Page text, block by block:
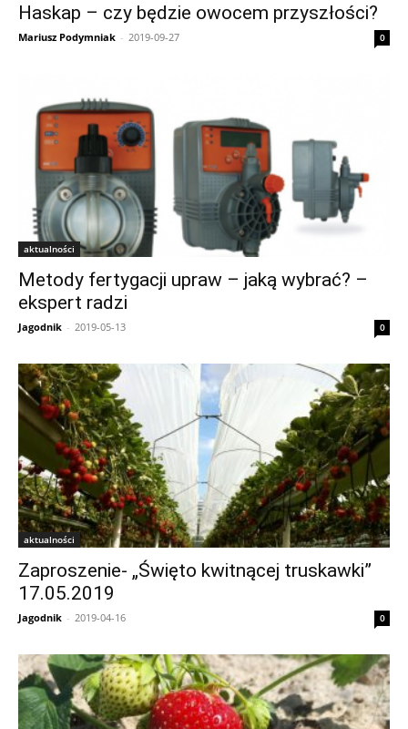
Haskap – czy będzie owocem przyszłości?
Mariusz Podymniak - 2019-09-27 0
aktualności
Metody fertygacji upraw – jaką wybrać? –
ekspert radzi
Jagodnik - 2019-05-13 0
aktualności
Zaproszenie- „Święto kwitnącej truskawki”
17.05.2019
Jagodnik - 2019-04-16 0